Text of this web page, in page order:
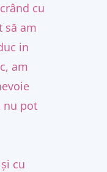
cu
să am
in
am
nu pot
cu